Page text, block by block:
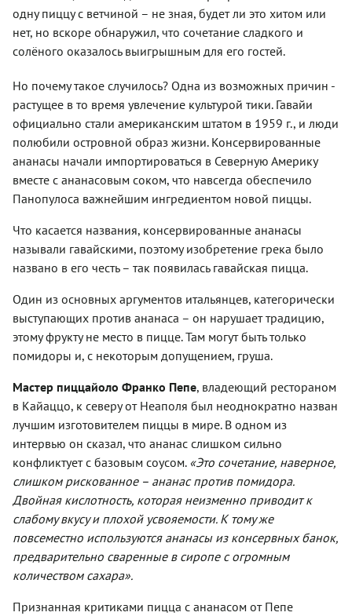
одну пиццу с ветчиной – не зная, будет ли это хитом или
нет, но вскоре обнаружил, что сочетание сладкого и
солёного оказалось выигрышным для его гостей.
Но почему такое случилось? Одна из возможных причин -
растущее в то время увлечение культурой тики. Гавайи
официально стали американским штатом в 1959 г., и люди
полюбили островной образ жизни. Консервированные
ананасы начали импортироваться в Северную Америку
вместе с ананасовым соком, что навсегда обеспечило
Панопулоса важнейшим ингредиентом новой пиццы.
Что касается названия, консервированные ананасы
называли гавайскими, поэтому изобретение грека было
названо в его честь – так появилась гавайская пицца.
Один из основных аргументов итальянцев, категорически
выступающих против ананаса – он нарушает традицию,
этому фрукту не место в пицце. Там могут быть только
помидоры и, с некоторым допущением, груша.
Мастер пиццайоло Франко Пепе, владеющий рестораном
в Кайаццо, к северу от Неаполя был неоднократно назван
лучшим изготовителем пиццы в мире. В одном из
интервью он сказал, что ананас слишком сильно
конфликтует с базовым соусом. «Это сочетание, наверное,
слишком рискованное – ананас против помидора.
Двойная кислотность, которая неизменно приводит к
слабому вкусу и плохой усвояемости. К тому же
повсеместно используются ананасы из консервных банок,
предварительно сваренные в сиропе с огромным
количеством сахара».
Признанная критиками пицца с ананасом от Пепе